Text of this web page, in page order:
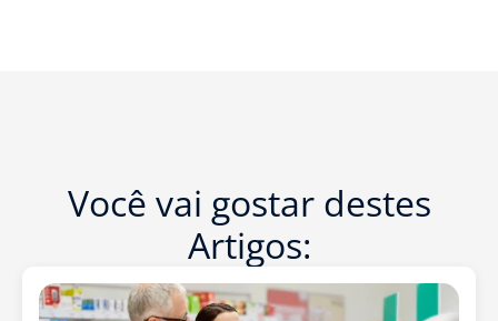
Você vai gostar destes
Artigos: